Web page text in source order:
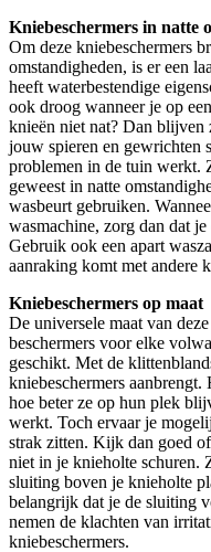
Kniebeschermers in natte
Om deze kniebeschermers
omstandigheden, is er een
heeft waterbestendige
ook droog wanneer je op
knieën niet nat? Dan
jouw spieren en gewrichten
problemen in de tuin werkt.
geweest in natte
wasbeurt gebruiken.
wasmachine, zorg dan dat
Gebruik ook een apart
aanraking komt met andere
Kniebeschermers op maat
De universele maat van
beschermers voor elke
geschikt. Met de
kniebeschermers
hoe beter ze op hun plek
werkt. Toch ervaar je
strak zitten. Kijk dan goed
niet in je knieholte schuren.
sluiting boven je knieholte
belangrijk dat je de sluiting
nemen de klachten van
kniebeschermers.